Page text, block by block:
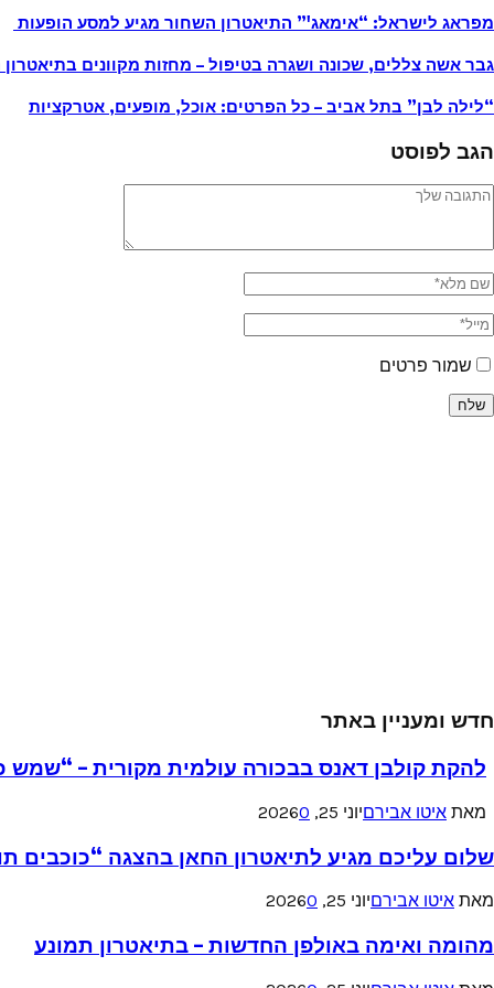
מפראג לישראל: “אימאג'” התיאטרון השחור מגיע למסע הופעות
גבר אשה צללים, שכונה ושגרה בטיפול – מחזות מקוונים בתיאטרון
“לילה לבן” בתל אביב – כל הפרטים: אוכל, מופעים, אטרקציות
הגב לפוסט
שמור פרטים
חדש ומעניין באתר
להקת קולבן דאנס בבכורה עולמית מקורית – “שמש
מאת איטו אבירםיוני 25, 2026 0
שלום עליכם מגיע לתיאטרון החאן בהצגה “כוכבים
מאת איטו אבירםיוני 25, 2026 0
מהומה ואימה באולפן החדשות – בתיאטרון תמונע